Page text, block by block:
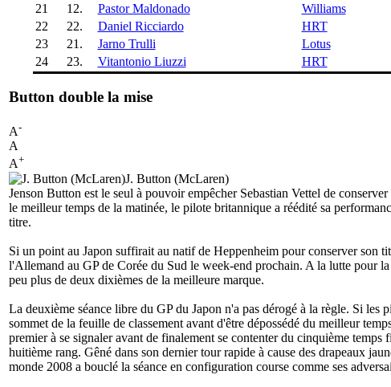
21
12. Pastor Maldonado Williams
22
22. Daniel Ricciardo HRT
23
21. Jarno Trulli Lotus
24
23. Vitantonio Liuzzi HRT
Button double la mise
A-
A
A+
J. Button (McLaren)
Jenson Button est le seul à pouvoir empêcher Sebastian Vettel de
le meilleur temps de la matinée, le pilote britannique a réédité sa
titre.
Si un point au Japon suffirait au natif de Heppenheim pour conserver son
l'Allemand au GP de Corée du Sud le week-end prochain. A la lutte pour
peu plus de deux dixièmes de la meilleure marque.
La deuxième séance libre du GP du Japon n'a pas dérogé à la règle. Si les
sommet de la feuille de classement avant d'être dépossédé du meilleur
premier à se signaler avant de finalement se contenter du cinquième
huitième rang. Gêné dans son dernier tour rapide à cause des drapeaux
monde 2008 a bouclé la séance en configuration course comme ses